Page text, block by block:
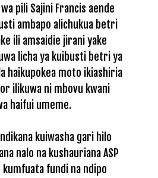
pili Sajini Francis aende
ambapo alichukua betri
ili amsaidie jirani yake
licha ya kuibusti betri ya
haikupokea moto ikiashiria
ilikuwa ni mbovu kwani
haifui umeme.
kuiwasha gari hilo
nalo na kushauriana ASP
kumfuata fundi na ndipo